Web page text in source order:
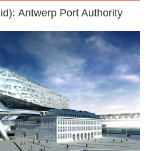
Antwerp Port Authority